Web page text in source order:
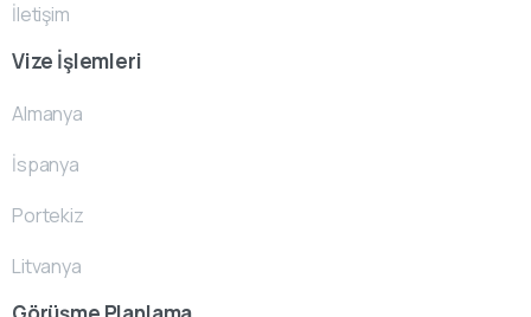
İletişim
Vize İşlemleri
Almanya
İspanya
Portekiz
Litvanya